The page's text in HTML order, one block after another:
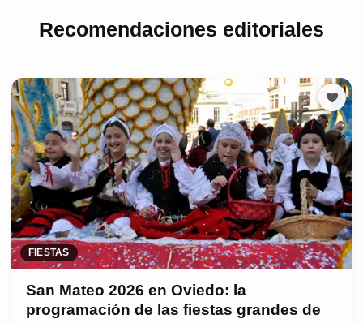
Recomendaciones editoriales
FIESTAS
San Mateo 2026 en Oviedo: la
programación de las fiestas grandes de